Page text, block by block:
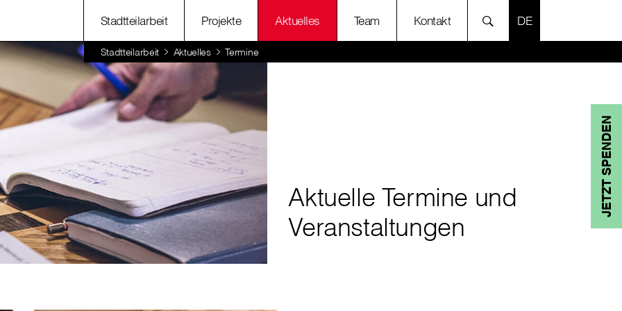
Stadtteilarbeit Projekte Aktuelles Team Kontakt SPRACHE
Stadtteilarbeit Aktuelles Termine
JETZT SPENDEN
Aktuelle Termine und
Veranstaltungen